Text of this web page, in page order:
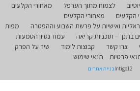
יוטיוב לצמוח מתוך הערפל
מאחורי הקלעים
הקלעים
מאחורי הקלעים
ואישיות על פרשת השבוע וההפטרה
מפות
בתנך – תוכניות קריאה
עמוד נסיון הטמעות
צרו קשר קבוצות לימוד
שיר על הפרק
פרטיות
תנאי שימוש
Intigo12בניית אתרים